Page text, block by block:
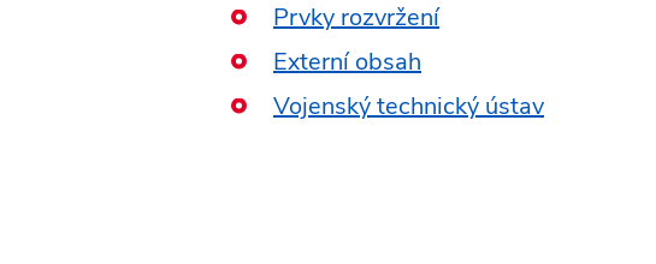
Prvky rozvržení
Externí obsah
Vojenský technický ústav